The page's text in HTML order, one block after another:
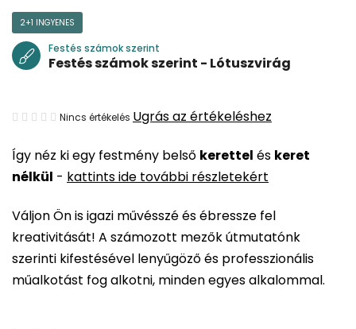
Így néz ki egy festmény belső kerettel és keret
nélkül - kattints ide további részletekért
Váljon Ön is igazi művésszé és ébressze fel
kreativitását! A számozott mezők útmutatónk
szerinti kifestésével lenyűgöző és professzionális
műalkotást fog alkotni, minden egyes alkalommal.
2+1 INGYENES
Festés számok szerint
Festés számok szerint - Lótuszvirág
A
átlagos
értékelése
ből
0,0
csillag.
Nincs értékelés Ugrás az értékeléshez